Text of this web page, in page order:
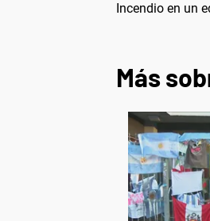
Incendio en un
Más